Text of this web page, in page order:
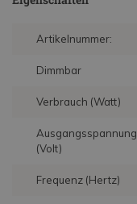
Artikelnummer:
Dimmbar
Verbrauch (Watt)
Ausgangsspannung
(Volt)
Frequenz (Hertz)